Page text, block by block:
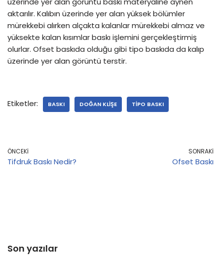
aktarılır. Kalıbın üzerinde yer alan yüksek bölümler
mürekkebi alırken alçakta kalanlar mürekkebi almaz ve
yüksekte kalan kısımlar baskı işlemini gerçekleştirmiş
olurlar. Ofset baskıda olduğu gibi tipo baskıda da kalıp
üzerinde yer alan görüntü terstir.
Etiketler: BASKI DOĞAN KLIŞE TIPO BASKI
ÖNCEKI
Tifdruk Baskı Nedir?
SONRAKI
Ofset Baskı
Son yazılar